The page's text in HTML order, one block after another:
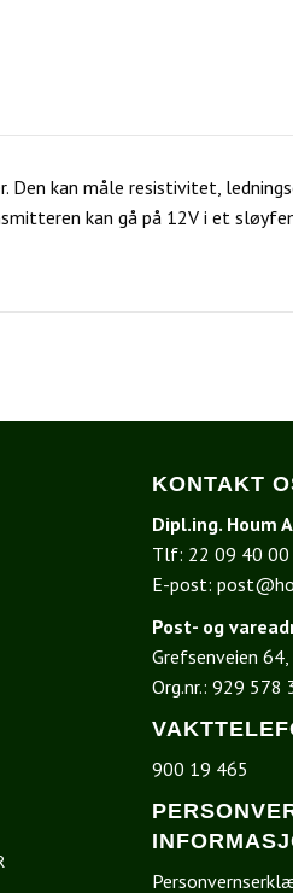
Den kan måle resistivitet,
kan gå på 12V i et
KONTAKT
Dipl.ing. Houm
Tlf: 22 09 40 00
E-post:
Post- og
Grefsenveien
Org.nr.: 929 578
900 19 465